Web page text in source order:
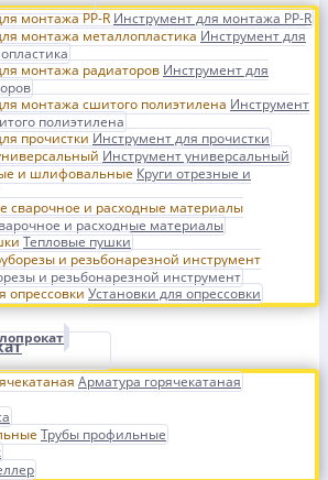
Инструмент для монтажа PP-R
Инструмент для
Инструмент для
Инструмент
полиэтилена
Инструмент для прочистки
Инструмент универсальный
Круги отрезные и
и расходные материалы
Тепловые пушки
и резьбонарезной инструмент
Установки для опрессовки
Арматура горячекатаная
Трубы профильные